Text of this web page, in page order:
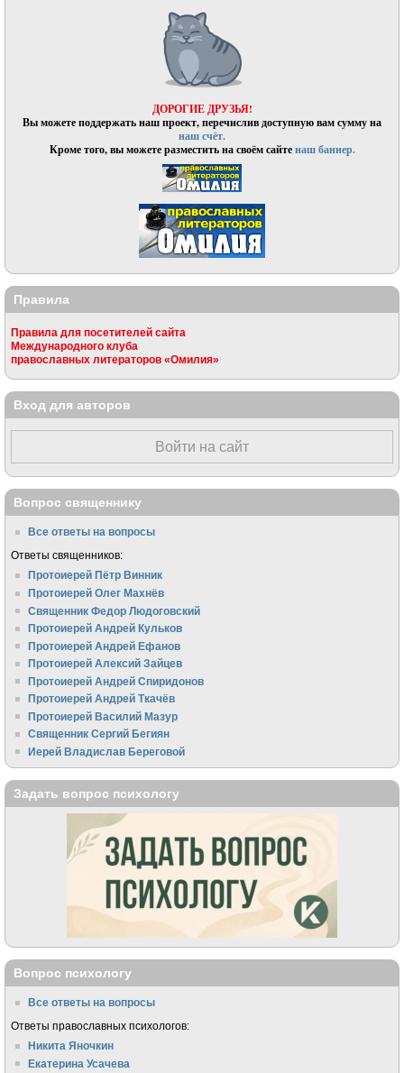
ДОРОГИЕ ДРУЗЬЯ!
Вы можете поддержать наш проект, перечислив доступную вам сумму на
наш счёт.
Кроме того, вы можете разместить на своём сайтенаш баннер.
Правила
Правила для посетителей сайта
Международного клуба
православных литераторов «Омилия»
Вход для авторов
Войти на сайт
Вопрос священнику
Все ответы на вопросы
Ответы священников:
Протоиерей Пётр Винник
Протоиерей Олег Махнёв
Священник Федор Людоговский
Протоиерей Андрей Кульков
Протоиерей Андрей Ефанов
Протоиерей Алексий Зайцев
Протоиерей Андрей Спиридонов
Протоиерей Андрей Ткачёв
Протоиерей Василий Мазур
Священник Сергий Бегиян
Иерей Владислав Береговой
Задать вопрос психологу
Вопрос психологу
Все ответы на вопросы
Ответы православных психологов:
Никита Яночкин
Екатерина Усачева